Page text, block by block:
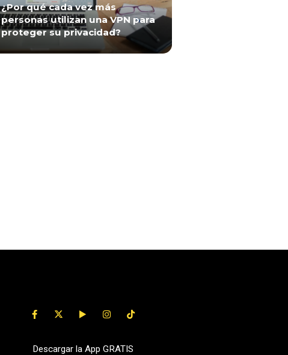
¿Por qué cada vez más
personas utilizan una VPN para
proteger su privacidad?
Descargar la App GRATIS